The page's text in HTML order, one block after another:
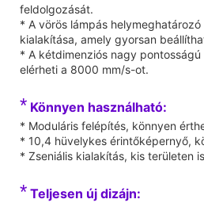
feldolgozását.
* A vörös lámpás
kialakítása, amely gyorsan
* A kétdimenziós nagy
elérheti a 8000 mm/s-ot.
* Könnyen használható:
* Moduláris felépítés, könnyen
* 10,4 hüvelykes érintőképernyő,
* Zseniális kialakítás, kis területen
* Teljesen új dizájn: